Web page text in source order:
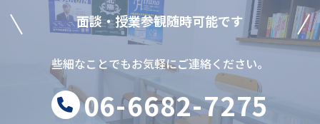
⾯談‧授業参観随時可能です
些細なことでもお気軽にご連絡ください。
06-6682-7275